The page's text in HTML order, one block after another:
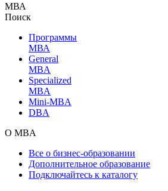
МВА
Поиск
Программы
МВА
General
MBA
Specialized
MBA
Mini-MBA
DBA
О MBA
Все о бизнес-образовании
Дополнительное образование
Подключайтесь к каталогу